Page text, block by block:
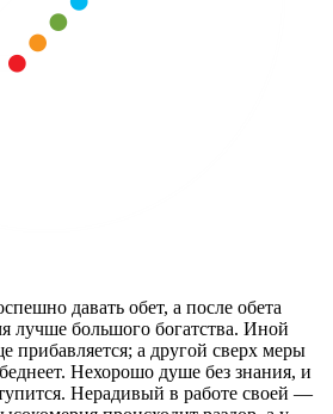
давать обет, а после обета
лучше большого богатства. Иной
прибавляется; а другой сверх меры
Нехорошо душе без знания, и
Нерадивый в работе своей —